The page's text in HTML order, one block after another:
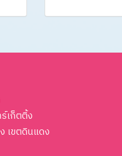
เก็ตติ้ง
เขตดินแดง